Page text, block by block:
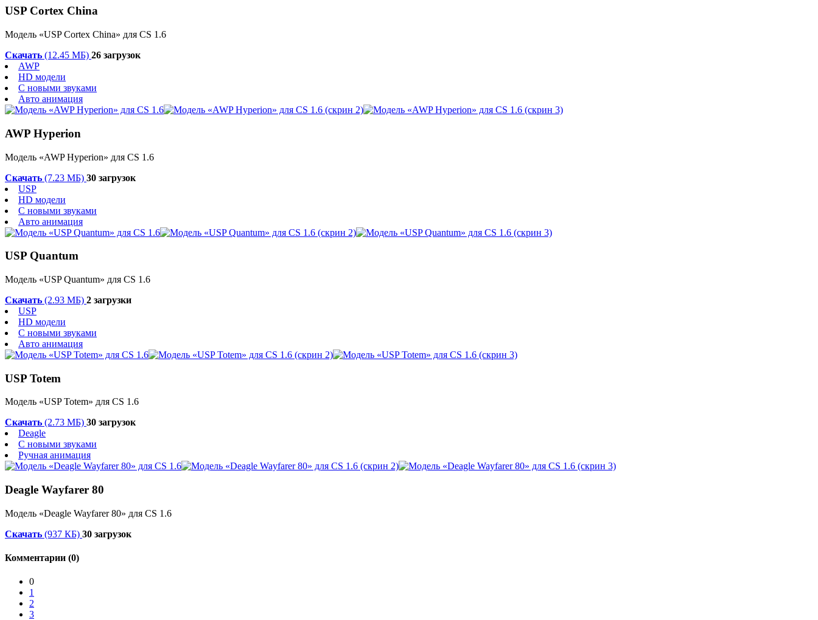
USP Cortex China
Модель «USP Cortex China» для CS 1.6
Скачать (12.45 МБ) 26 загрузок
AWP
HD модели
С новыми звуками
Авто анимация
AWP Hyperion
Модель «AWP Hyperion» для CS 1.6
Скачать (7.23 МБ) 30 загрузок
USP
HD модели
С новыми звуками
Авто анимация
USP Quantum
Модель «USP Quantum» для CS 1.6
Скачать (2.93 МБ) 2 загрузки
USP
HD модели
С новыми звуками
Авто анимация
USP Totem
Модель «USP Totem» для CS 1.6
Скачать (2.73 МБ) 30 загрузок
Deagle
С новыми звуками
Ручная анимация
Deagle Wayfarer 80
Модель «Deagle Wayfarer 80» для CS 1.6
Скачать (937 КБ) 30 загрузок
Комментарии (0)
0
1
2
3